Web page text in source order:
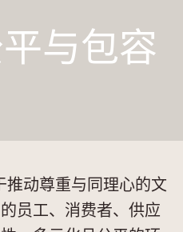
与包容
动尊重与同理心的文
员工、消费者、供应